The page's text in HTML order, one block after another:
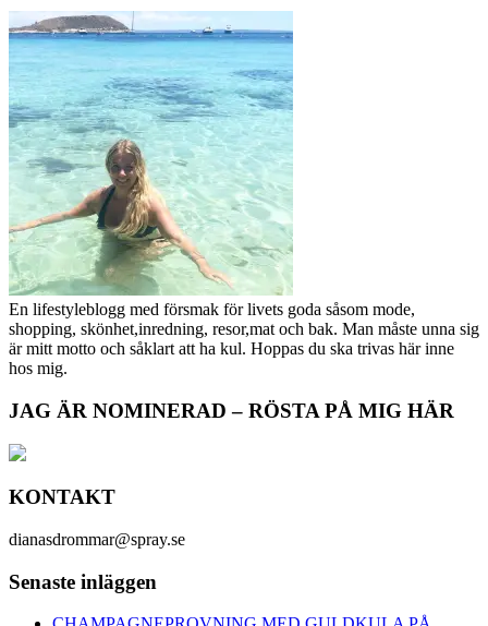
En lifestyleblogg med försmak för livets goda såsom mode,
shopping, skönhet,inredning, resor,mat och bak. Man måste unna sig
är mitt motto och såklart att ha kul. Hoppas du ska trivas här inne
hos mig.
JAG ÄR NOMINERAD – RÖSTA PÅ MIG HÄR
KONTAKT
dianasdrommar@spray.se
Senaste inläggen